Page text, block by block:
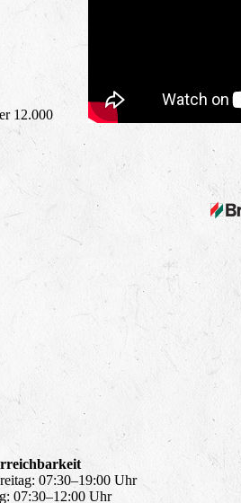
12.000
07:30–19:00 Uhr
07:30–12:00 Uhr